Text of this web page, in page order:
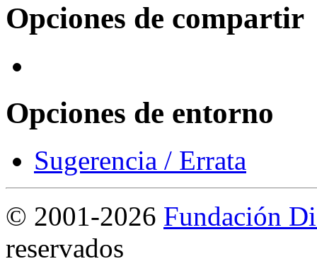
Opciones de compartir
Opciones de entorno
Sugerencia / Errata
© 2001-2026 Fundación
reservados